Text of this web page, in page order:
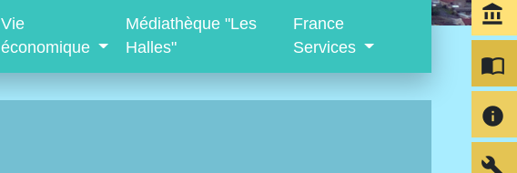
Vie
économique
Médiathèque "Les
Halles"
France
Services
account_balance
import_contacts
info
build